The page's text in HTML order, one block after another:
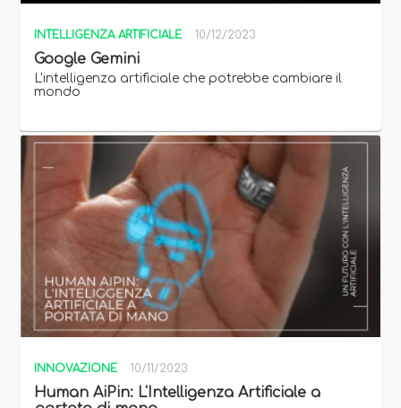
INTELLIGENZA ARTIFICIALE 10/12/2023
Google Gemini
L'intelligenza artificiale che potrebbe cambiare il
mondo
INNOVAZIONE 10/11/2023
Human AiPin: L'Intelligenza Artificiale a